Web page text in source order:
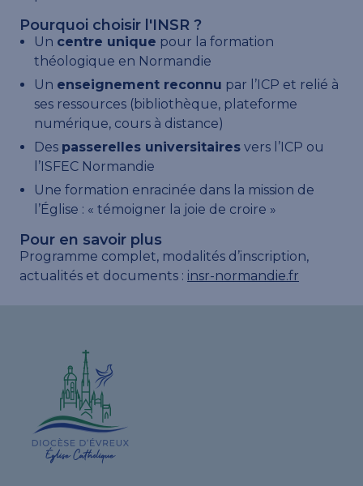
Pourquoi choisir l'INSR ?
Un centre unique pour la formation
théologique en Normandie
Un enseignement reconnu par l’ICP et relié à
ses ressources (bibliothèque, plateforme
numérique, cours à distance)
Des passerelles universitaires vers l’ICP ou
l’ISFEC Normandie
Une formation enracinée dans la mission de
l’Église : « témoigner la joie de croire »
Pour en savoir plus
Programme complet, modalités d’inscription,
actualités et documents : insr-normandie.fr